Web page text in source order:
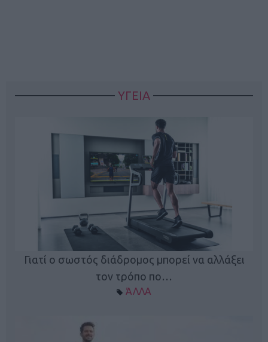
ΥΓΕΙΑ
Γιατί ο σωστός διάδρομος μπορεί να αλλάξει
τον τρόπο πο…
ΆΛΛΑ